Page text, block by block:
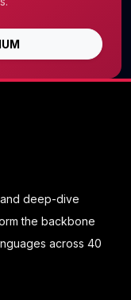
deep-dive
the backbone
across 40